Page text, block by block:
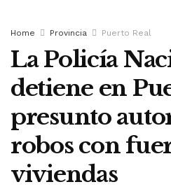
Home Provincia Puerto Real
La Policía
detiene en
presunto
robos con
viviendas